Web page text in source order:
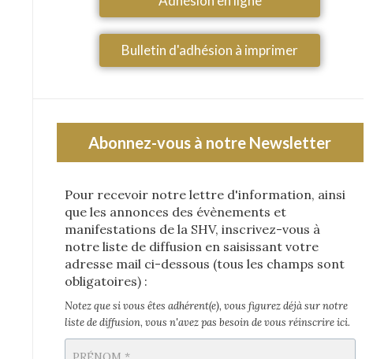
Bulletin d'adhésion à imprimer
Abonnez-vous à notre Newsletter
Pour recevoir notre lettre d'information, ainsi
que les annonces des évènements et
manifestations de la SHV, inscrivez-vous à
notre liste de diffusion en saisissant votre
adresse mail ci-dessous (tous les champs sont
obligatoires) :
Notez que si vous êtes adhérent(e), vous figurez déjà sur notre
liste de diffusion, vous n'avez pas besoin de vous réinscrire ici.